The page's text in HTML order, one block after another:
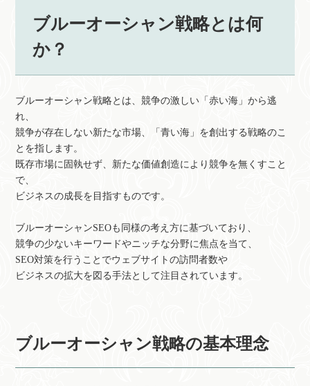
ブルーオーシャン戦略とは何
か？
ブルーオーシャン戦略とは、競争の激しい「赤い海」から逃
れ、
競争が存在しない新たな市場、「青い海」を創出する戦略のこ
とを指します。
既存市場に固執せず、新たな価値創造により競争を無くすこと
で、
ビジネスの成長を目指すものです。
ブルーオーシャンSEOも同様の考え方に基づいており、
競争の少ないキーワードやニッチな分野に焦点を当て、
SEO対策を行うことでウェブサイトの訪問者数や
ビジネスの拡大を図る手法として注目されています。
ブルーオーシャン戦略の基本理念